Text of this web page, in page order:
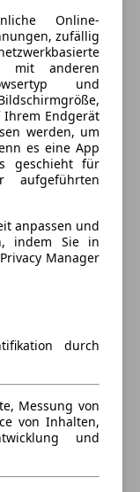
Online-
zufällig
mit anderen
und
Ihrem Endgerät
werden, um
es eine App
geschieht für
anpassen und
indem Sie in
Manager
durch
Messung von
von Inhalten,
und